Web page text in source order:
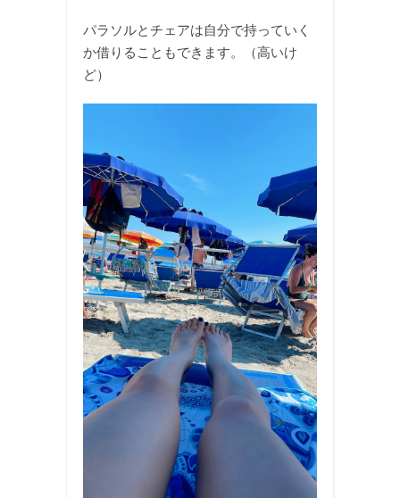
パラソルとチェアは自分で持っていく
か借りることもできます。（高いけ
ど）